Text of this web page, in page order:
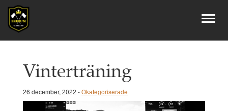
Vinterträning
26 december, 2022 -Okategoriserade